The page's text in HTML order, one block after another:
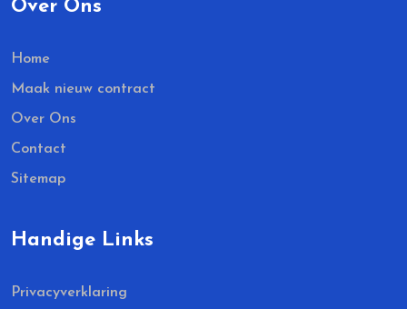
Over Ons
Home
Maak nieuw contract
Over Ons
Contact
Sitemap
Handige Links
Privacyverklaring